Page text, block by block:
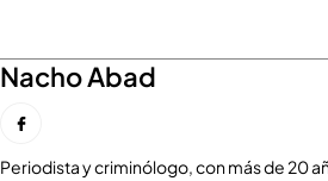
Nacho Abad
Periodista y criminólogo, con más de 20